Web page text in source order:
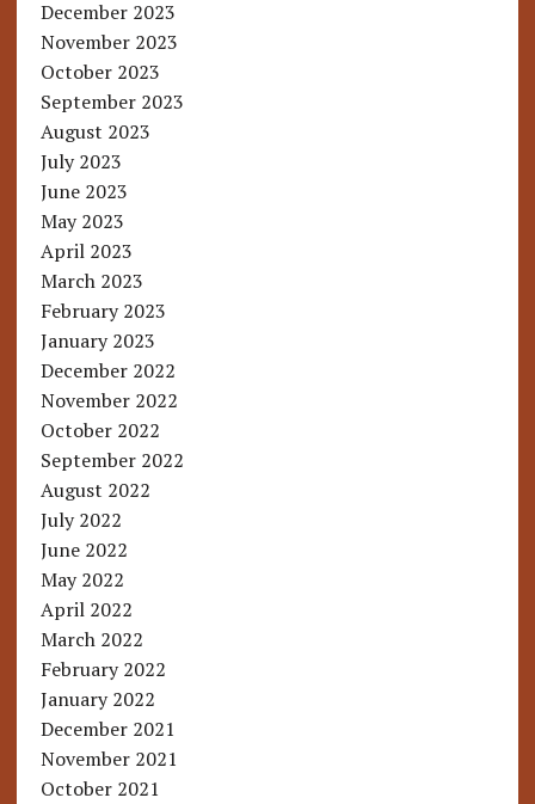
December 2023
November 2023
October 2023
September 2023
August 2023
July 2023
June 2023
May 2023
April 2023
March 2023
February 2023
January 2023
December 2022
November 2022
October 2022
September 2022
August 2022
July 2022
June 2022
May 2022
April 2022
March 2022
February 2022
January 2022
December 2021
November 2021
October 2021